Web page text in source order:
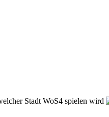
Stadt WoS4 spielen wird